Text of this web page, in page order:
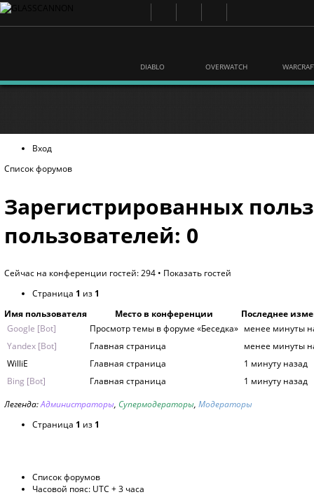
DIABLO OVERWATCH
Вход
Список форумов
Зарегистрированных
пользователей: 0
Сейчас на конференции гостей: 294 • Показать гостей
Страница 1 из 1
Имя пользователя
Место в конференции
Последнее
Google [Bot]
Просмотр темы в форуме «Беседка» менее минуты
Yandex [Bot]
Главная страница
менее минуты
WilliE
Главная страница
1 минуту назад
Bing [Bot]
Главная страница
1 минуту назад
Легенда:Администраторы, Супермодераторы, Модераторы
Страница 1 из 1
Список форумов
Часовой пояс: UTC + 3 часа